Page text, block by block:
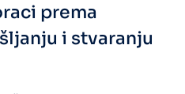
prema
i stvaranju